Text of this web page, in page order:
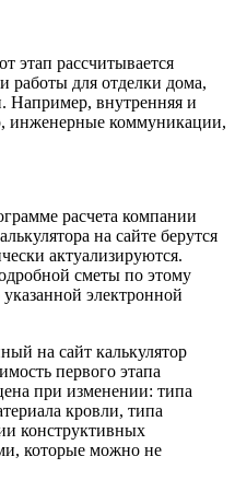
этап рассчитывается
работы для отделки дома,
Например, внутренняя и
инженерные коммуникации,
расчета компании
на сайте берутся
актуализируются.
сметы по этому
электронной
на сайт калькулятор
первого этапа
при изменении: типа
кровли, типа
конструктивных
которые можно не